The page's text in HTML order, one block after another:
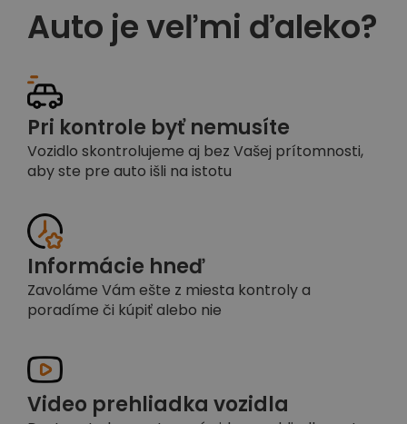
Auto je veľmi ďaleko?
Pri kontrole byť nemusíte
Vozidlo skontrolujeme aj bez Vašej prítomnosti,
aby ste pre auto išli na istotu
Informácie hneď
Zavoláme Vám ešte z miesta kontroly a
poradíme či kúpiť alebo nie
Video prehliadka vozidla